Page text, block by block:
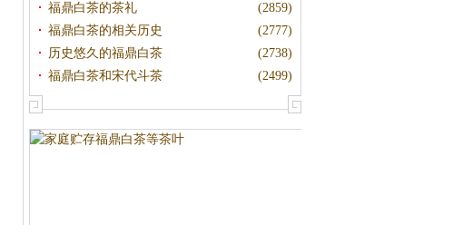
(2859)
福鼎白茶的茶礼
(2777)
福鼎白茶的相关历史
(2738)
历史悠久的福鼎白茶
(2499)
福鼎白茶和宋代斗茶